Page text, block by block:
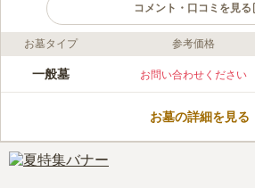
コメント・口コミを見る
ライフドット編集部のコメント
暖かい陽光が園内を明るく照らし、自
す。お墓の管理や手入れも行き届いて
で、宗教を気にすることなく申し込む
とです。
口コミ評価
お墓タイプ 参考価格
一般墓 お問い合わせください
お墓の詳細を見る